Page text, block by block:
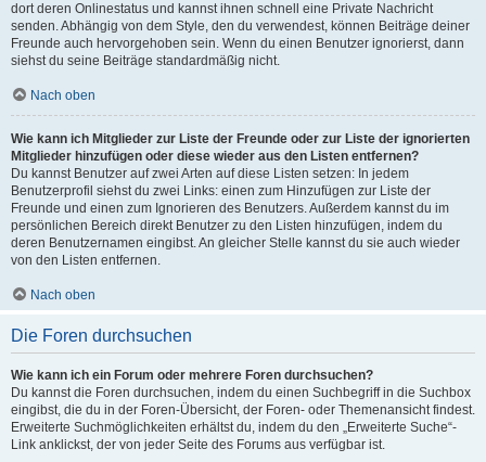
dort deren Onlinestatus und kannst ihnen schnell eine Private Nachricht
senden. Abhängig von dem Style, den du verwendest, können Beiträge deiner
Freunde auch hervorgehoben sein. Wenn du einen Benutzer ignorierst, dann
siehst du seine Beiträge standardmäßig nicht.
Nach oben
Wie kann ich Mitglieder zur Liste der Freunde oder zur Liste der ignorierten
Mitglieder hinzufügen oder diese wieder aus den Listen entfernen?
Du kannst Benutzer auf zwei Arten auf diese Listen setzen: In jedem
Benutzerprofil siehst du zwei Links: einen zum Hinzufügen zur Liste der
Freunde und einen zum Ignorieren des Benutzers. Außerdem kannst du im
persönlichen Bereich direkt Benutzer zu den Listen hinzufügen, indem du
deren Benutzernamen eingibst. An gleicher Stelle kannst du sie auch wieder
von den Listen entfernen.
Nach oben
Die Foren durchsuchen
Wie kann ich ein Forum oder mehrere Foren durchsuchen?
Du kannst die Foren durchsuchen, indem du einen Suchbegriff in die Suchbox
eingibst, die du in der Foren-Übersicht, der Foren- oder Themenansicht findest.
Erweiterte Suchmöglichkeiten erhältst du, indem du den „Erweiterte Suche“-
Link anklickst, der von jeder Seite des Forums aus verfügbar ist.